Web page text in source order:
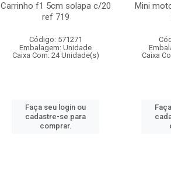
Carrinho f1 5cm solapa c/20
ref 719
Código: 571271
Embalagem: Unidade
Caixa Com: 24 Unidade(s)
Faça seu login ou
cadastre-se para
comprar.
Mini
Caixa